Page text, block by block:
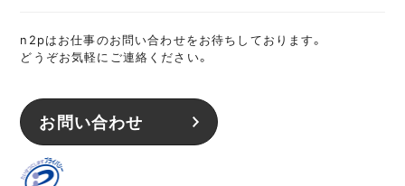
n2pはお仕事のお問い合わせをお待ちしております。
どうぞお気軽にご連絡ください。
お問い合わせ